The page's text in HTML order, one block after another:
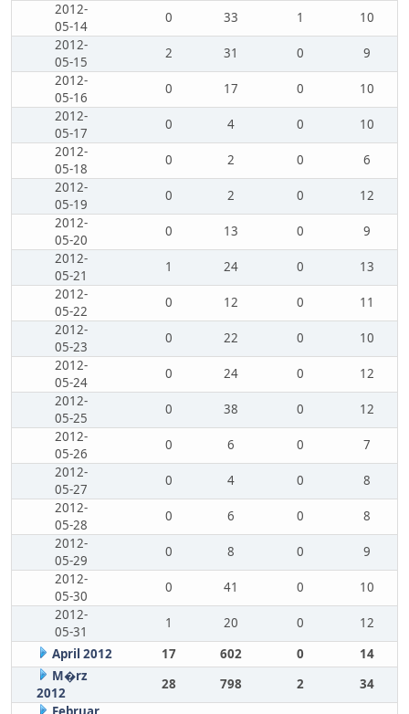
2012-
05-14
0 33 1
10
2012-
05-15
2 31 0
9
2012-
05-16
0 17 0
10
2012-
05-17
0 4 0
10
2012-
05-18
0 2 0
6
2012-
05-19
0 2 0
12
2012-
05-20
0 13 0
9
2012-
05-21
1 24 0
13
2012-
05-22
0 12 0
11
2012-
05-23
0 22 0
10
2012-
05-24
0 24 0
12
2012-
05-25
0 38 0
12
2012-
05-26
0 6 0
7
2012-
05-27
0 4 0
8
2012-
05-28
0 6 0
8
2012-
05-29
0 8 0
9
2012-
05-30
0 41 0
10
2012-
05-31
1 20 0
12
April 2012
17 602 0
14
M�rz
2012
28 798 2
34